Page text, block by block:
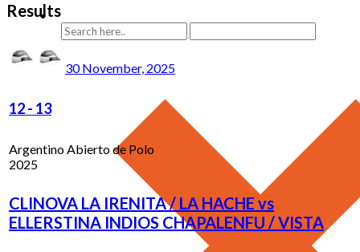
Results
30 November, 2025
12- 13
Argentino Abierto de Polo
2025
CLINOVA LA IRENITA / LA HACHE vs
ELLERSTINA INDIOS CHAPALENFU / VISTA